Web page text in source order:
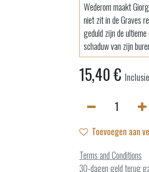
Wederom maakt
niet zit in de Graves
geduld zijn de
schaduw van zijn
15,40€
Toevoegen aan
Terms and Conditions
30-dagen geld terug